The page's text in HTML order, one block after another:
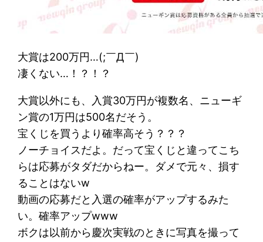
大賞は200万円…(;￣Д￣)
凄くない…！？！？
大賞以外にも、入賞30万円が複数名、ニューギ
ン賞の1万円は500名だそう。
宝くじを買うより確率高そう？？？
ノーチョイスだよ。だって宝くじと違ってこち
らは応募がタダだからねー。ダメで元々、損す
ることはないw
動画の応募だと入選の確率がアップするみた
い。確率アップwww
ボクは以前から慶次実戦のときに写真を撮って